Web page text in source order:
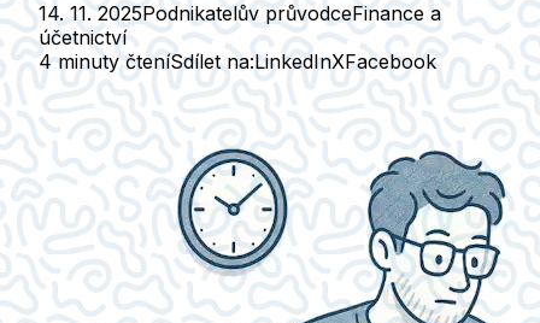
14. 11. 2025Podnikatelův průvodceFinance a
účetnictví
4 minuty čteníSdílet na:LinkedInXFacebook